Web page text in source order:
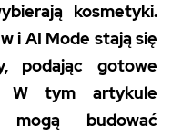
kosmetyki.
i AI Mode stają się
podając gotowe
W tym artykule
budować